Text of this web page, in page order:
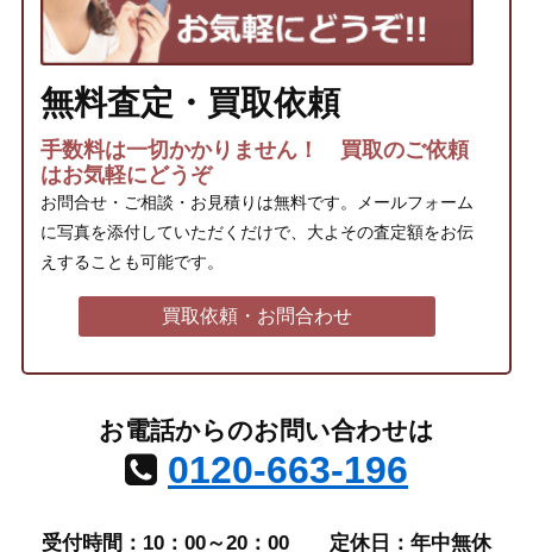
無料査定・買取依頼
手数料は一切かかりません！ 買取のご依頼
はお気軽にどうぞ
お問合せ・ご相談・お見積りは無料です。メールフォーム
に写真を添付していただくだけで、大よその査定額をお伝
えすることも可能です。
買取依頼・お問合わせ
お電話からのお問い合わせは
0120-663-196
受付時間：10：00～20：00 定休日：年中無休